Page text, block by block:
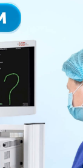
thực
xem
nội soi,
hay
bỏ
có
sinh thiết